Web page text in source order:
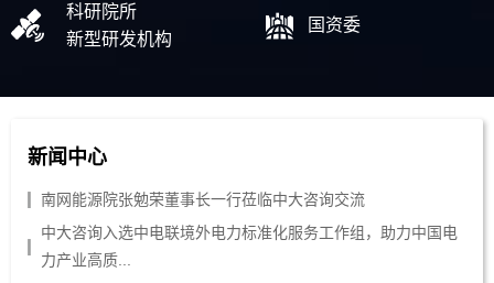
科研院所
新型研发机构
国资委
新闻中心
南网能源院张勉荣董事长一行莅临中大咨询交流
中大咨询入选中电联境外电力标准化服务工作组，助力中国电
力产业高质...